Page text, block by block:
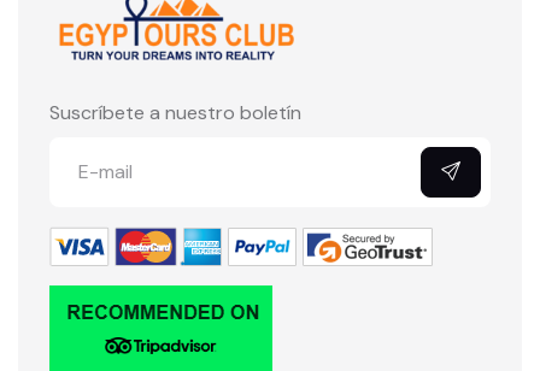
Suscríbete a nuestro boletín